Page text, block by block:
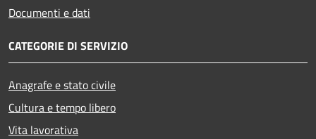
Documenti e dati
CATEGORIE DI SERVIZIO
Anagrafe e stato civile
Cultura e tempo libero
Vita lavorativa